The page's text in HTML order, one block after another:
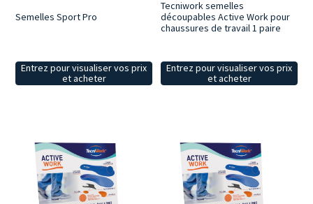
Semelles Sport Pro
Entrez pour visualiser vos prix
et acheter
Tecniwork semelles
découpables Active Work pour
chaussures de travail 1 paire
Entrez pour visualiser vos prix
et acheter